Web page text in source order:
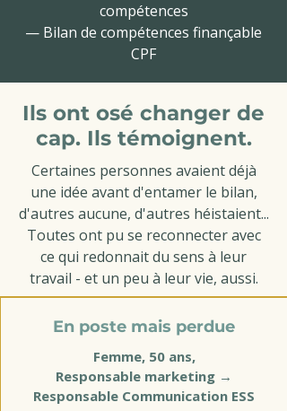
compétences
— Bilan de compétences finançable
CPF
Ils ont osé changer de
cap. Ils témoignent.
Certaines personnes avaient déjà
une idée avant d'entamer le bilan,
d'autres aucune, d'autres héistaient...
Toutes ont pu se reconnecter avec
ce qui redonnait du sens à leur
travail - et un peu à leur vie, aussi.
En poste mais perdue
Femme, 50 ans,
Responsable marketing →
Responsable Communication ESS